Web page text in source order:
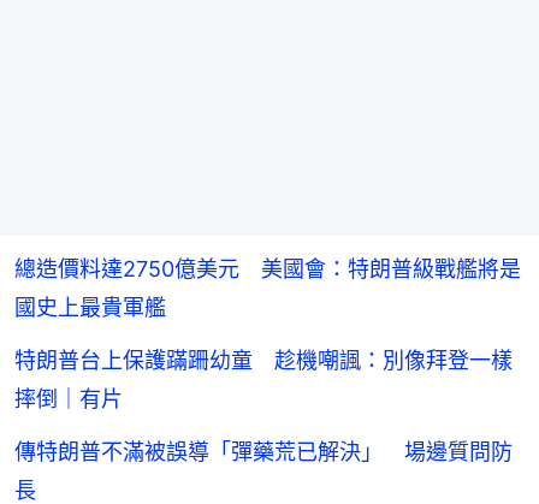
總造價料達2750億美元 美國會：特朗普級戰艦將是
國史上最貴軍艦
特朗普台上保護蹣跚幼童 趁機嘲諷：別像拜登一樣
摔倒｜有片
傳特朗普不滿被誤導「彈藥荒已解決」 場邊質問防
長